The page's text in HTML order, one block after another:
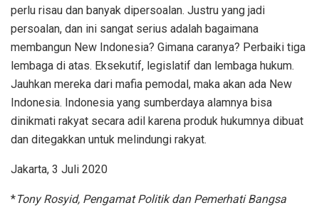
perlu risau dan banyak dipersoalan. Justru yang jadi
persoalan, dan ini sangat serius adalah bagaimana
membangun New Indonesia? Gimana caranya? Perbaiki tiga
lembaga di atas. Eksekutif, legislatif dan lembaga hukum.
Jauhkan mereka dari mafia pemodal, maka akan ada New
Indonesia. Indonesia yang sumberdaya alamnya bisa
dinikmati rakyat secara adil karena produk hukumnya dibuat
dan ditegakkan untuk melindungi rakyat.
Jakarta, 3 Juli 2020
*Tony Rosyid, Pengamat Politik dan Pemerhati Bangsa